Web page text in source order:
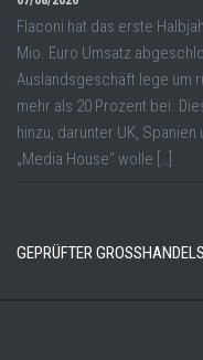
Flaconi hat das erste
Mio. Euro Umsatz
Auslandsgeschäft lege um
mehr als 20 Prozent bei.
hinzu, darunter UK,
„Media House“ wolle […]
GEPRÜFTER